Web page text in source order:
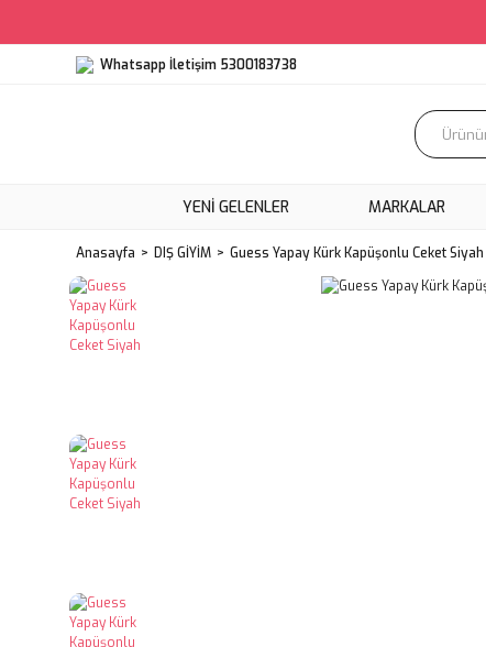
Whatsapp İletişim 5300183738
YENI GELENLER MARKALAR
Anasayfa DIŞ GİYİM Guess Yapay Kürk Kapüşonlu Ceket Siyah